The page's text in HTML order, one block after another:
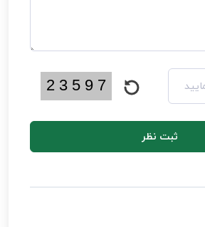
ثبت نظر